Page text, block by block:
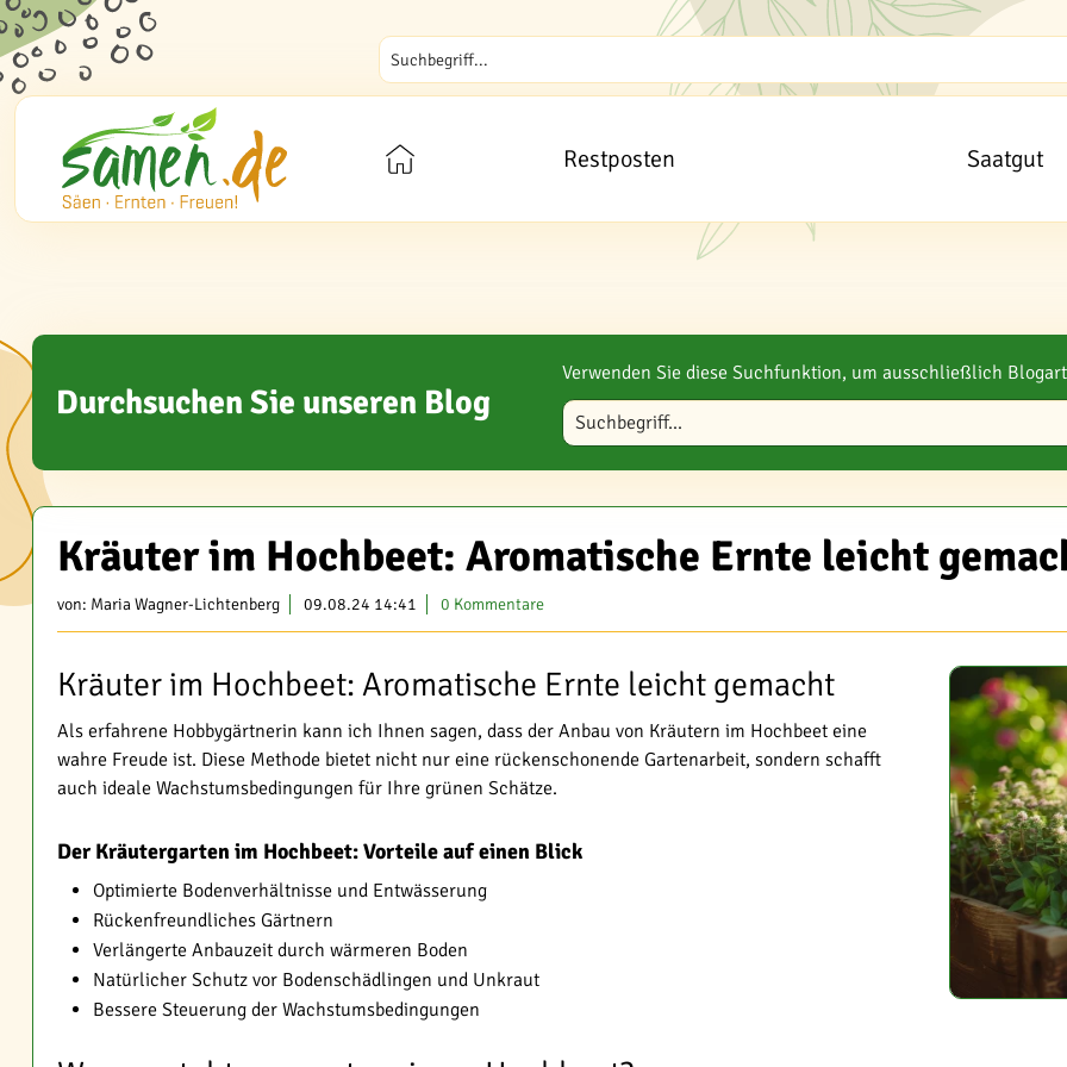
Restposten Saatgut
Durchsuchen Sie unseren Blog
Verwenden Sie diese Suchfunktion, um ausschließlich
Blog durchsuchen
Kräuter im Hochbeet: Aromatische Ernte leicht
von: Maria Wagner-Lichtenberg 09.08.24 14:41 0 Kommentare
Kräuter im Hochbeet: Aromatische Ernte leicht gemacht
Als erfahrene Hobbygärtnerin kann ich Ihnen sagen, dass der Anbau von Kräutern im Hochbeet eine
wahre Freude ist. Diese Methode bietet nicht nur eine rückenschonende Gartenarbeit, sondern schafft
auch ideale Wachstumsbedingungen für Ihre grünen Schätze.
Der Kräutergarten im Hochbeet: Vorteile auf einen Blick
Optimierte Bodenverhältnisse und Entwässerung
Rückenfreundliches Gärtnern
Verlängerte Anbauzeit durch wärmeren Boden
Natürlicher Schutz vor Bodenschädlingen und Unkraut
Bessere Steuerung der Wachstumsbedingungen